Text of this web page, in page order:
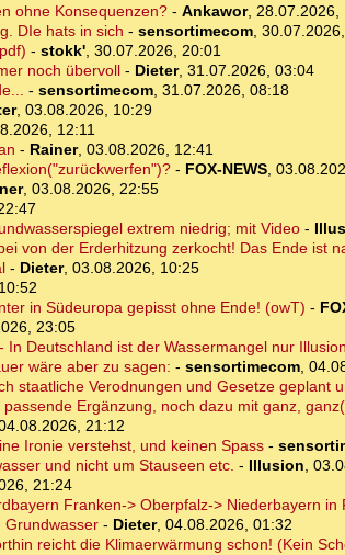
ohne Konsequenzen?- Ankawor, 28.07.2026,
DIe hats in sich - sensortimecom,
- stokk', 30.07.2026, 20:01
noch übervoll- Dieter, 31.07.2026, 03:04
- sensortimecom, 31.07.2026, 08:18
, 03.08.2026, 10:29
12:11
- Rainer, 03.08.2026, 12:41
- FOX-NEWS,
, 03.08.2026, 22:55
extrem niedrig; mit Video-
von der Erderhitzung zerkocht! Das Ende ist
- Dieter, 03.08.2026, 10:25
in Südeuropa gepisst ohne Ende! (owT) -
23:05
In Deutschland ist der Wassermangel nur
wäre aber zu sagen: - sensortimecom,
staatliche Verodnungen und Gesetze geplant
Ergänzung, noch dazu mit ganz,
21:12
Ironie verstehst, und keinen Spass-
und nicht um Stauseen etc. - Illusion,
21:24
Franken-> Oberpfalz-> Niederbayern in
Grundwasser- Dieter, 04.08.2026, 01:32
reicht die Klimaerwärmung schon! (Kein